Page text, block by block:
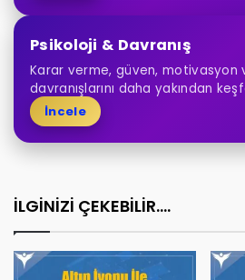
Psikoloji & Davranış
Karar verme, güven, motivasyon
davranışlarını daha yakından
İncele
İLGİNİZİ ÇEKEBİLİR....